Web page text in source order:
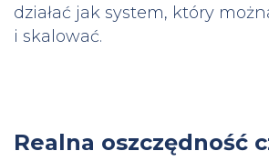
działać jak system, który
i skalować.
Realna oszczędność